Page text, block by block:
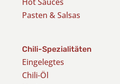
Pasten & Salsas
Chili-Spezialitäten
Eingelegtes
Chili-Öl